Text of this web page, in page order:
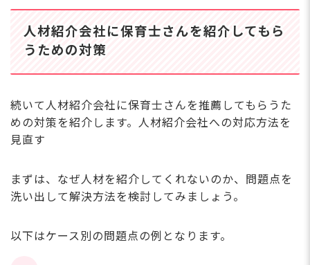
社を選ぶときのポイントをまとめまし
た。 保育士の人材紹介会社とは 保育士
ービスの利用を検討する保育園もあるの
概要や手数料、企業を選ぶ際のポイント
などを把握したうえで活用することが大
切ですね。 まずは人材紹介会社の仕組
みについて詳しく見ていき
人材紹介会社に保育士さんを紹介してもら
うための対策
続いて人材紹介会社に保育士さんを推薦してもらうた
めの対策を紹介します。人材紹介会社への対応方法を
見直す
まずは、なぜ人材を紹介してくれないのか、問題点を
洗い出して解決方法を検討してみましょう。
以下はケース別の問題点の例となります。